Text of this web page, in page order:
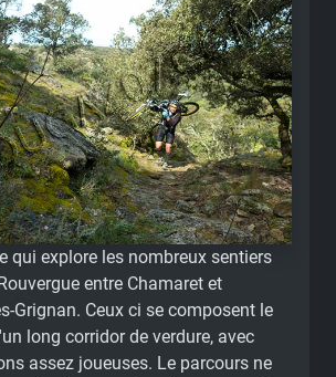
qui explore les nombreux sentiers
entre Chamaret et
Grignan. Ceux ci se composent le
long corridor de verdure, avec
assez joueuses. Le parcours ne